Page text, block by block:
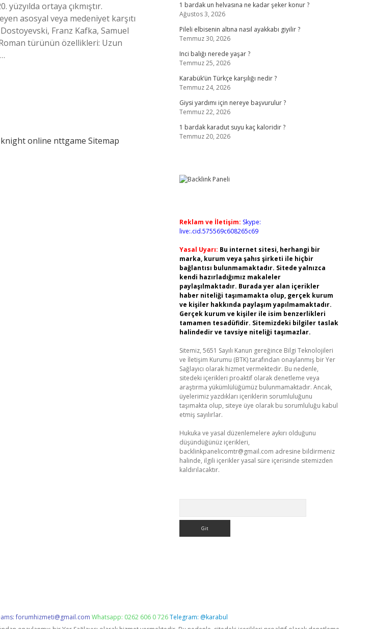
ortaya çıkmıştır.
asosyal veya medeniyet karşıtı
Franz Kafka, Samuel
Roman türünün özellikleri: Uzun
knight online nttgame Sitemap
1 bardak un helvasına ne kadar şeker konur ?
Ağustos 3, 2026
Pileli elbisenin altına nasıl ayakkabı giyilir ?
Temmuz 30, 2026
Inci balığı nerede yaşar ?
Temmuz 25, 2026
Karabük’ün Türkçe karşılığı nedir ?
Temmuz 24, 2026
Giysi yardımı için nereye başvurulur ?
Temmuz 22, 2026
1 bardak karadut suyu kaç kaloridir ?
Temmuz 20, 2026
Reklam ve İletişim: Skype:
live:.cid.575569c608265c69
Yasal Uyarı: Bu internet sitesi, herhangi bir
marka, kurum veya şahıs şirketi ile hiçbir
bağlantısı bulunmamaktadır. Sitede yalnızca
kendi hazırladığımız makaleler
paylaşılmaktadır. Burada yer alan içerikler
haber niteliği taşımamakta olup, gerçek kurum
ve kişiler hakkında paylaşım yapılmamaktadır.
Gerçek kurum ve kişiler ile isim benzerlikleri
tamamen tesadüfidir. Sitemizdeki bilgiler taslak
halindedir ve tavsiye niteliği taşımazlar.
Sitemiz, 5651 Sayılı Kanun gereğince Bilgi Teknolojileri
ve İletişim Kurumu (BTK) tarafından onaylanmış bir Yer
Sağlayıcı olarak hizmet vermektedir. Bu nedenle,
sitedeki içerikleri proaktif olarak denetleme veya
araştırma yükümlülüğümüz bulunmamaktadır. Ancak,
üyelerimiz yazdıkları içeriklerin sorumluluğunu
taşımakta olup, siteye üye olarak bu sorumluluğu kabul
etmiş sayılırlar.
Hukuka ve yasal düzenlemelere aykırı olduğunu
düşündüğünüz içerikleri,
backlinkpanelicomtr@gmail.com adresine bildirmeniz
halinde, ilgili içerikler yasal süre içerisinde sitemizden
kaldırılacaktır.
forumhizmeti@gmail.com Whatsapp: 0262 606 0 726Telegram: @karabul